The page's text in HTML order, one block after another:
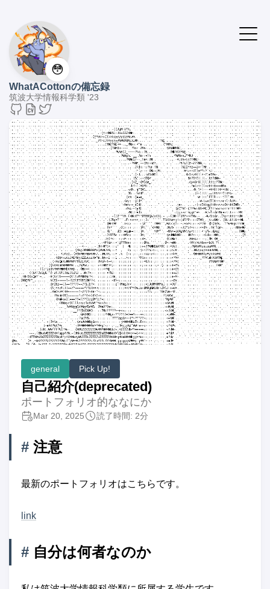
😳
WhatACottonの備忘録
筑波大学情報科学類 '23
general Pick Up!
自己紹介(deprecated)
ポートフォリオ的ななにか
Mar 20, 2025 読了時間: 2分
# 注意
最新のポートフォリオはこちらです。
link
# 自分は何者なのか